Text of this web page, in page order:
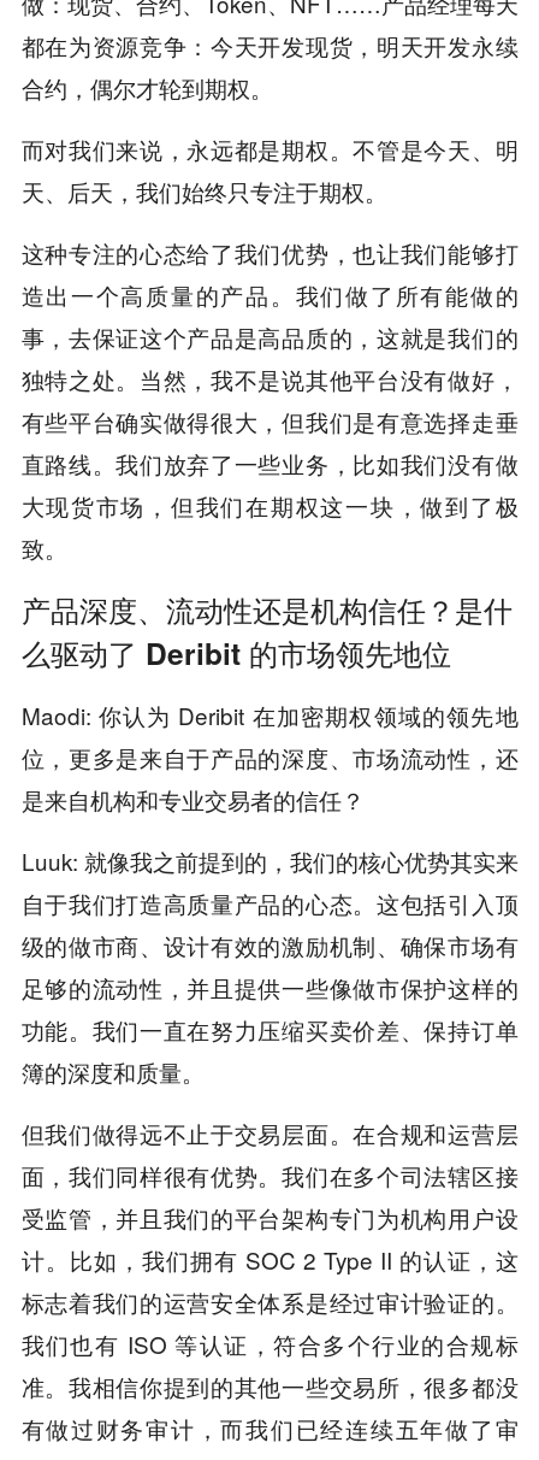
都在为资源竞争：今天开发现货，明天开发永续
合约，偶尔才轮到期权。
而对我们来说，永远都是期权。不管是今天、明
天、后天，我们始终只专注于期权。
这种专注的心态给了我们优势，也让我们能够打
造出一个高质量的产品。我们做了所有能做的
事，去保证这个产品是高品质的，这就是我们的
独特之处。当然，我不是说其他平台没有做好，
有些平台确实做得很大，但我们是有意选择走垂
直路线。我们放弃了一些业务，比如我们没有做
大现货市场，但我们在期权这一块，做到了极
致。
产品深度、流动性还是机构信任？是什
么驱动了 Deribit 的市场领先地位
Maodi: 你认为 Deribit 在加密期权领域的领先地
位，更多是来自于产品的深度、市场流动性，还
是来自机构和专业交易者的信任？
Luuk: 就像我之前提到的，我们的核心优势其实来
自于我们打造高质量产品的心态。这包括引入顶
级的做市商、设计有效的激励机制、确保市场有
足够的流动性，并且提供一些像做市保护这样的
功能。我们一直在努力压缩买卖价差、保持订单
簿的深度和质量。
但我们做得远不止于交易层面。在合规和运营层
面，我们同样很有优势。我们在多个司法辖区接
受监管，并且我们的平台架构专门为机构用户设
计。比如，我们拥有 SOC 2 Type II 的认证，这
标志着我们的运营安全体系是经过审计验证的。
我们也有 ISO 等认证，符合多个行业的合规标
准。我相信你提到的其他一些交易所，很多都没
有做过财务审计，而我们已经连续五年做了审